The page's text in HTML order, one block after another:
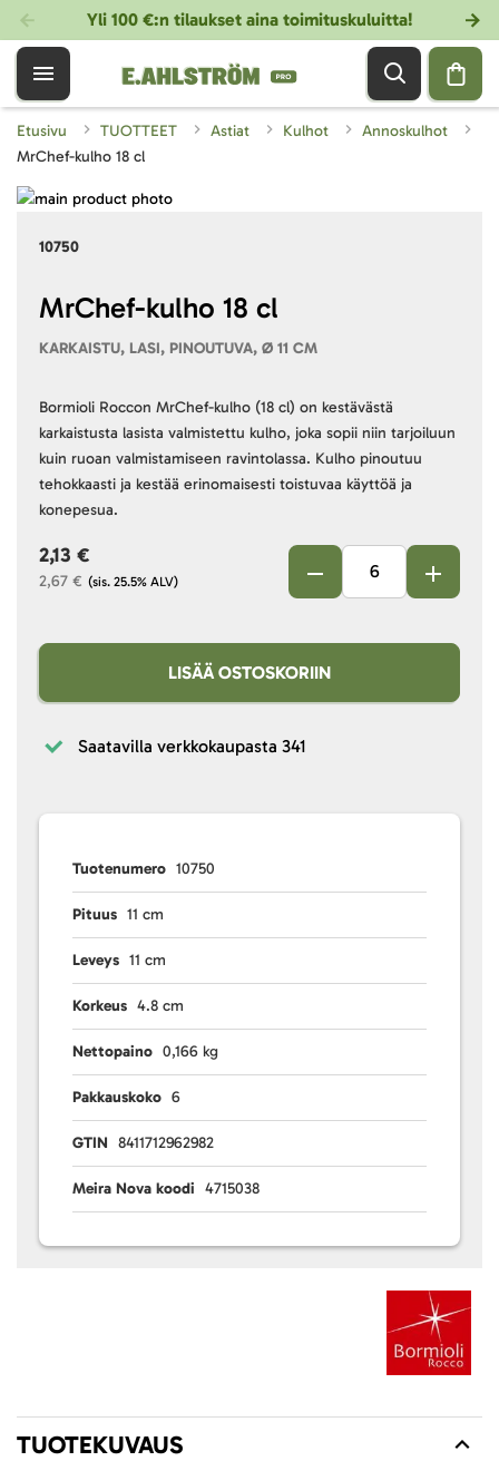
Yli 100 €:n tilaukset aina toimituskuluitta!
Etusivu TUOTTEET Astiat Kulhot
Annoskulhot
MrChef-kulho 18 cl
10750
MrChef-kulho 18 cl
KARKAISTU, LASI, PINOUTUVA, Ø 11 CM
Bormioli Roccon MrChef-kulho (18 cl) on kestävästä
karkaistusta lasista valmistettu kulho, joka sopii niin tarjoiluun
kuin ruoan valmistamiseen ravintolassa. Kulho pinoutuu
tehokkaasti ja kestää erinomaisesti toistuvaa käyttöä ja
konepesua.
(sis. 25.5% ALV)
2,67 €
2,13 €
LISÄÄ OSTOSKORIIN
Saatavilla verkkokaupasta 341
Tuotenumero 10750
Pituus 11 cm
Leveys 11 cm
Korkeus 4.8 cm
Nettopaino 0,166 kg
Pakkauskoko 6
GTIN 8411712962982
Meira Nova koodi 4715038
Skip
images
beginning
gallery
TUOTEKUVAUS